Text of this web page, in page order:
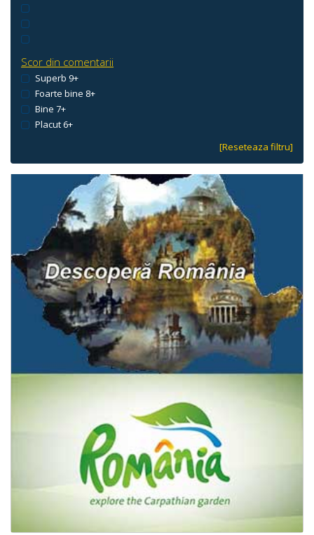
Scor din comentarii
Superb 9+
Foarte bine 8+
Bine 7+
Placut 6+
[Reseteaza filtru]